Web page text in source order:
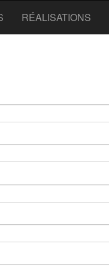
RÉALISATIONS